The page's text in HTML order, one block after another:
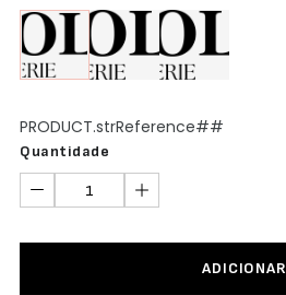
PRODUCT.strReference##
Quantidade
ADICIONAR